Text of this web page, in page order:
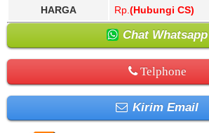
HARGA Rp. (Hubungi CS)
Chat Whatsapp
Telphone
Kirim Email